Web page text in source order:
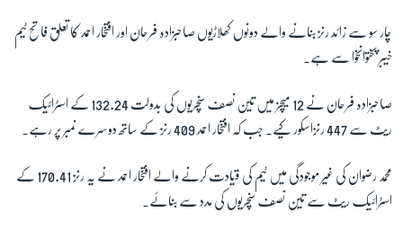
چار سو سے زائد رنز بنانے والے دونوں کھلاڑیوں صاحبزادہ فرحان اور افتخار احمد کا تعلق فاتح ٹیم
خیبر پختوانخوا سے ہے۔
صاحبزادہ فرحان نے 12 میچز میں تین نصف سنچریوں کی بدولت 132.24 کے اسٹرائیک
ریٹ سے 447 رنزاسکور کیے۔ جب کہ افتخار احمد 409 رنز کے ساتھ دوسرے نمبر پر رہے۔
محمد رضوان کی غیر موجودگی میں ٹیم کی قیادت کرنے والے افتخار احمد نے یہ رنز 170.41 کے
اسٹرائیک ریٹ سے تین نصف سنچریوں کی مدد سے بنائے۔